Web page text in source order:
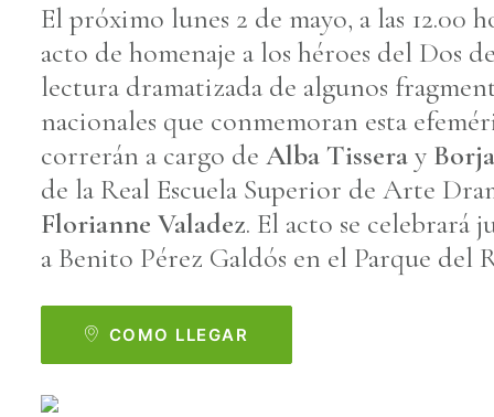
El próximo lunes 2 de mayo, a las 12.00
acto de homenaje a los héroes del Dos
lectura dramatizada de algunos
nacionales que conmemoran esta
correrán a cargo de Alba Tisseray
de la Real Escuela Superior de Arte
Florianne Valadez. El acto se celebrará
a Benito Pérez Galdós en el Parque del
COMO LLEGAR